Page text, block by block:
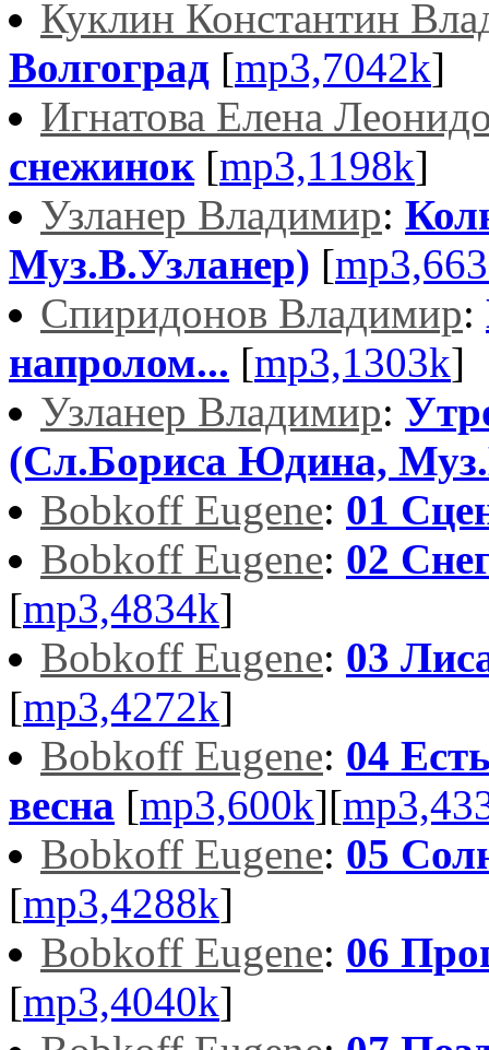
Куклин Константин
Волгоград [mp3,7042k]
Игнатова Елена
снежинок[mp3,1198k]
Узланер Владимир:
Муз.В.Узланер) [
Спиридонов Владимир:
напролом... [mp3,1303k]
Узланер Владимир:
(Сл.Бориса Юдина,
Bobkoff Eugene: 01
Bobkoff Eugene: 02
[mp3,4834k]
Bobkoff Eugene: 03
[mp3,4272k]
Bobkoff Eugene: 04
весна [mp3,600k][
Bobkoff Eugene: 05
[mp3,4288k]
Bobkoff Eugene: 06
[mp3,4040k]